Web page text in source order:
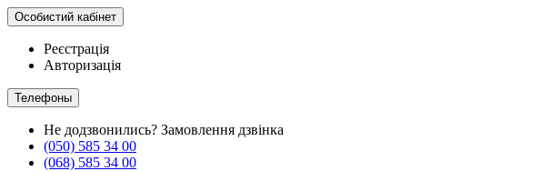
Особистий кабінет
Реєстрація
Авторизація
Телефоны
Не додзвонились? Замовлення дзвінка
(050) 585 34 00
(068) 585 34 00